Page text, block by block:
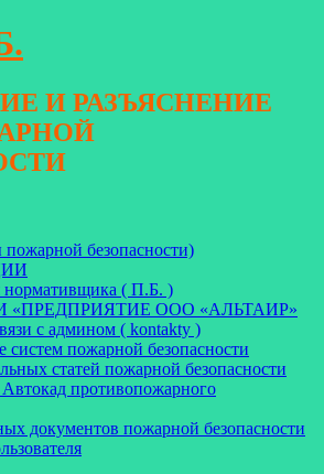
И РАЗЪЯСНЕНИЕ
безопасности)
нормативщика ( П.Б. )
ООО «АЛЬТАИР»
с админом ( kontakty )
систем пожарной безопасности
статей пожарной безопасности
противопожарного
документов пожарной безопасности